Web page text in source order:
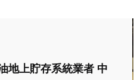
地上貯存系統業者 中